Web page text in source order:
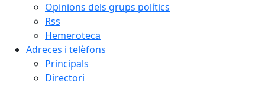
Opinions dels grups polítics
Rss
Hemeroteca
Adreces i telèfons
Principals
Directori